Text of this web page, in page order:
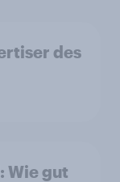
des
Wie gut